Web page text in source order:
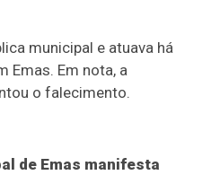
municipal e atuava há
Emas. Em nota, a
o falecimento.
de Emas manifesta